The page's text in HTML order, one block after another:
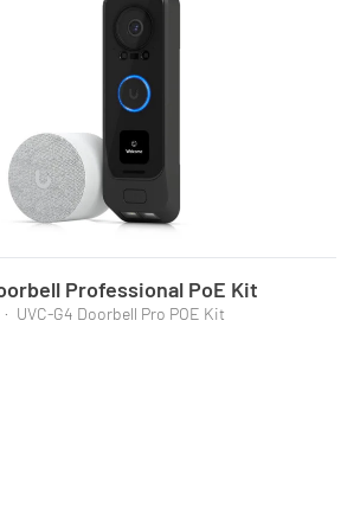
Professional PoE Kit
· UVC-G4 Doorbell Pro POE Kit